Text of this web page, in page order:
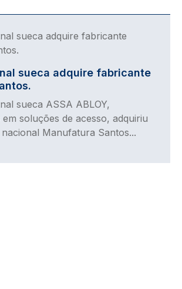
sueca adquire fabricante
sueca ASSA ABLOY,
em soluções de acesso, adquiriu
Manufatura Santos...